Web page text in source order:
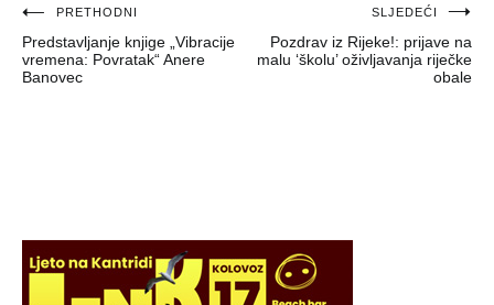
Navigacija
objava
PRETHODNI
Predstavljanje knjige „Vibracije
vremena: Povratak“ Anere
Banovec
SLJEDEĆI
Pozdrav iz Rijeke!: prijave na
malu ‘školu’ oživljavanja riječke
obale